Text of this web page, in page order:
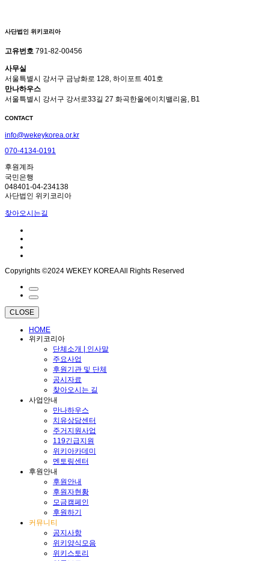
사단법인 위키코리아
고유번호 791-82-00456
사무실
서울특별시 강서구 금낭화로 128, 하이포트 401호
만나하우스
서울특별시 강서구 강서로33길 27 화곡한울에이치밸리움, B1
CONTACT
info@wekeykorea.or.kr
070-4134-0191
후원계좌
국민은행
048401-04-234138
사단법인 위키코리아
찾아오시는길
Copyrights ©2024 WEKEY KOREA All Rights Reserved
CLOSE
HOME
위키코리아
단체소개 | 인사말
주요사업
후원기관 및 단체
공시자료
찾아오시는 길
사업안내
만나하우스
치유상담센터
주거지원사업
119긴급지원
위키아카데미
멘토링센터
후원안내
후원안내
후원자현황
모금캠페인
후원하기
커뮤니티
공지사항
위키양식모음
위키스토리